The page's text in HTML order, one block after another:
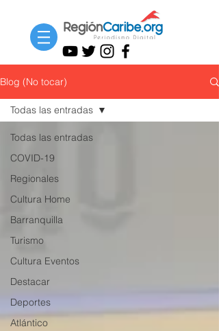
Blog (No tocar)
Todas las entradas
COVID-19
Regionales
Cultura Home
Barranquilla
Turismo
Cultura Eventos
Destacar
Deportes
Atlántico
Todas las entradas